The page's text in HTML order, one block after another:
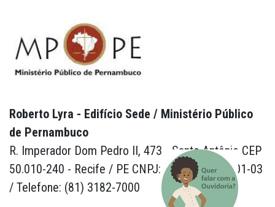
Roberto Lyra - Edifício Sede / Ministério Público
de Pernambuco
R. Imperador Dom Pedro II, 473 - Santo Antônio CEP
50.010-240 - Recife / PE CNPJ: 24.417.065/0001-03
/ Telefone: (81) 3182-7000